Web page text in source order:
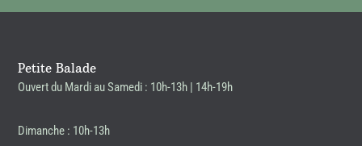
Petite Balade
Ouvert du Mardi au Samedi : 10h-13h | 14h-19h
Dimanche : 10h-13h